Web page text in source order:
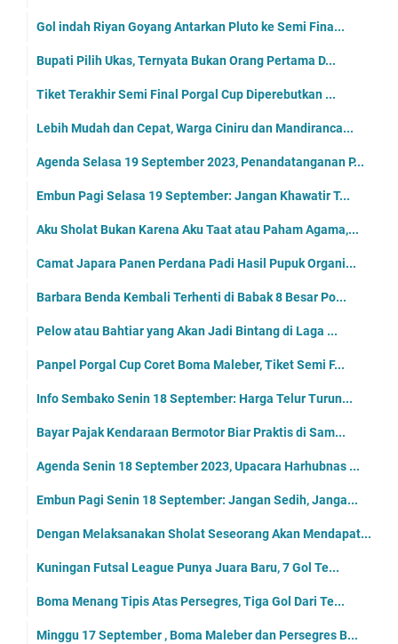
Gol indah Riyan Goyang Antarkan Pluto ke Semi Fina...
Bupati Pilih Ukas, Ternyata Bukan Orang Pertama D...
Tiket Terakhir Semi Final Porgal Cup Diperebutkan ...
Lebih Mudah dan Cepat, Warga Ciniru dan Mandiranca...
Agenda Selasa 19 September 2023, Penandatanganan P...
Embun Pagi Selasa 19 September: Jangan Khawatir T...
Aku Sholat Bukan Karena Aku Taat atau Paham Agama,...
Camat Japara Panen Perdana Padi Hasil Pupuk Organi...
Barbara Benda Kembali Terhenti di Babak 8 Besar Po...
Pelow atau Bahtiar yang Akan Jadi Bintang di Laga ...
Panpel Porgal Cup Coret Boma Maleber, Tiket Semi F...
Info Sembako Senin 18 September: Harga Telur Turun...
Bayar Pajak Kendaraan Bermotor Biar Praktis di Sam...
Agenda Senin 18 September 2023, Upacara Harhubnas ...
Embun Pagi Senin 18 September: Jangan Sedih, Janga...
Dengan Melaksanakan Sholat Seseorang Akan Mendapat...
Kuningan Futsal League Punya Juara Baru, 7 Gol Te...
Boma Menang Tipis Atas Persegres, Tiga Gol Dari Te...
Minggu 17 September , Boma Maleber dan Persegres B...